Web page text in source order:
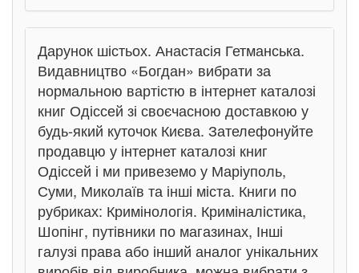
Дарунок шістьох. Анастасія Гетманська.
Видавництво «Богдан» вибрати за
нормальною вартістю в інтернет каталозі
книг Одіссей зі своєчасною доставкою у
будь-який куточок Києва. Зателефонуйте
продавцю у інтернет каталозі книг
Одіссей і ми привеземо у Маріуполь,
Суми, Миколаїв та інші міста. Книги по
рубриках: Кримінологія. Криміналістика,
Шопінг, путівники по магазинах, Інші
галузі права або інший аналог унікальних